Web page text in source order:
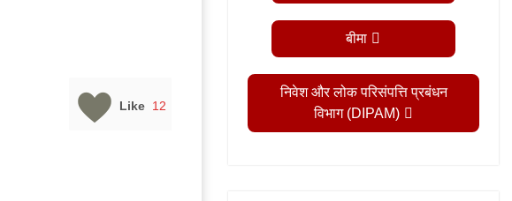
Like 12
बीमा
निवेश और लोक परिसंपत्ति प्रबंधन
विभाग (DIPAM)